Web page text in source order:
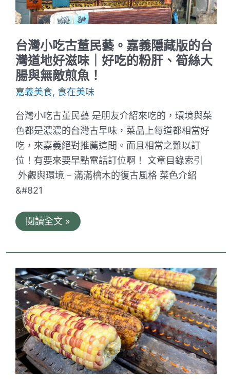
原
汁
味！
蓋
瑞
哥
大
推
芝
糊
加
芋
｜
老
闆
娘
也
很
亮
台灣小吃古董民藝。嘉義隱藏版的台
灣道地好滋味｜好吃的粉肝、筍絲大
腸與無敵煎魚！
嘉義美食, 食在美味
台灣小吃古董民藝 是朋友介紹來吃的，環境與菜
色都是濃濃的台灣古早味，菜品上每道都相當好
吃，來嘉義絕對推薦這間。而且相當之難以訂
位！有要來要早點電話訂位啊！ 文章目錄索引
外觀與環境 – 滿滿檜木的復古風格 菜色介紹
&#821
台
灣
董
民
藝。
嘉
義
隱
藏
版
的
台
灣
道
閱讀全文 »